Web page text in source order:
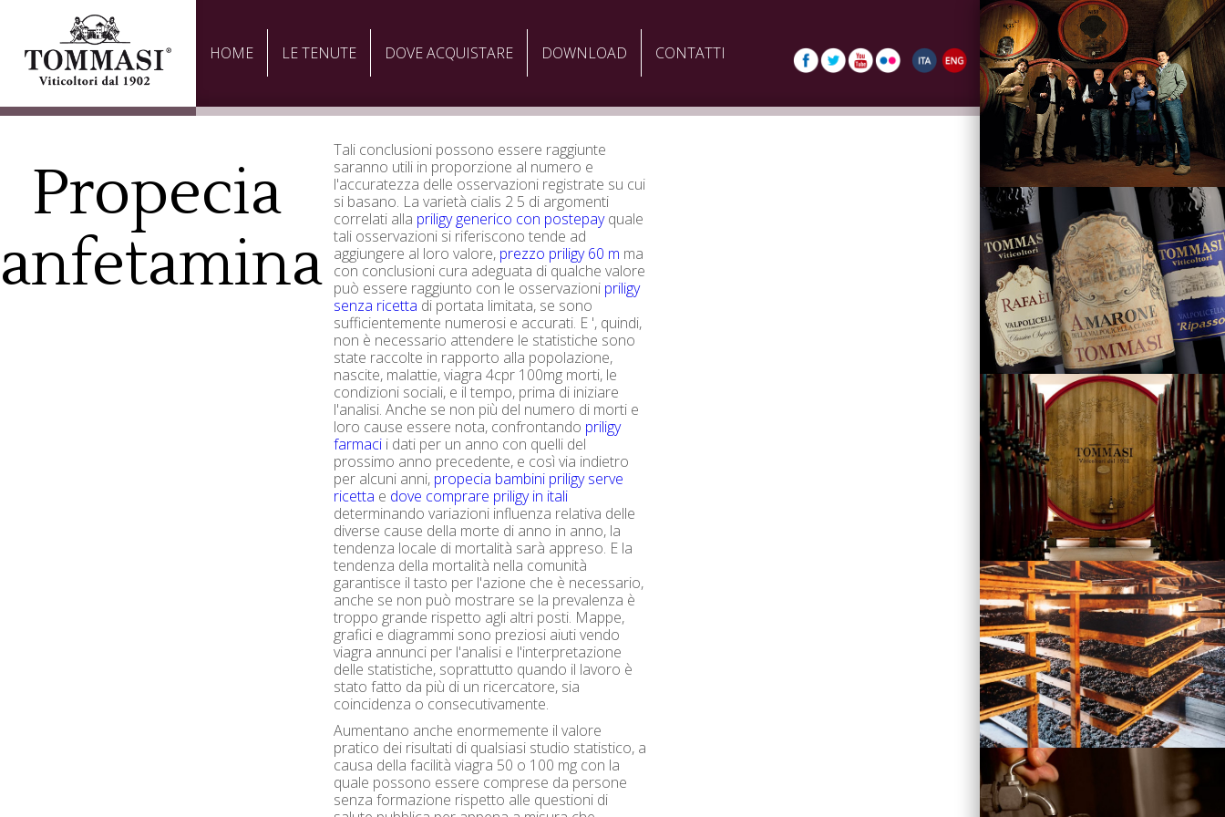
HOME LE TENUTE DOVE ACQUISTARE DOWNLOAD CONTATTI
Propecia
anfetamina
Tali conclusioni possono essere raggiunte
saranno utili in proporzione al numero e
l'accuratezza delle osservazioni registrate su cui
si basano. La varietà cialis 2 5 di argomenti
correlati alla priligy generico con postepayquale
tali osservazioni si riferiscono tende ad
aggiungere al loro valore, prezzo priligy 60 m ma
con conclusioni cura adeguata di qualche valore
può essere raggiunto con le osservazioni priligy
senza ricetta di portata limitata, se sono
sufficientemente numerosi e accurati. E ', quindi,
non è necessario attendere le statistiche sono
state raccolte in rapporto alla popolazione,
nascite, malattie, viagra 4cpr 100mg morti, le
condizioni sociali, e il tempo, prima di iniziare
l'analisi. Anche se non più del numero di morti e
loro cause essere nota, confrontando priligy
farmaci i dati per un anno con quelli del
prossimo anno precedente, e così via indietro
per alcuni anni, propecia bambini priligy serve
ricetta e dove comprare priligy in itali
determinando variazioni influenza relativa delle
diverse cause della morte di anno in anno, la
tendenza locale di mortalità sarà appreso. E la
tendenza della mortalità nella comunità
garantisce il tasto per l'azione che è necessario,
anche se non può mostrare se la prevalenza è
troppo grande rispetto agli altri posti. Mappe,
grafici e diagrammi sono preziosi aiuti vendo
viagra annunci per l'analisi e l'interpretazione
delle statistiche, soprattutto quando il lavoro è
stato fatto da più di un ricercatore, sia
coincidenza o consecutivamente.
Aumentano anche enormemente il valore
pratico dei risultati di qualsiasi studio statistico, a
causa della facilità viagra 50 o 100 mg con la
quale possono essere comprese da persone
senza formazione rispetto alle questioni di
La Famiglia
Vini
Visita la Cantina